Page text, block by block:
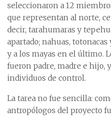
seleccionaron a 12
que representan al norte,
decir, tarahumaras y
apartado; nahuas,
y a los mayas en el último.
fueron padre, madre e hijo,
individuos de control.
La tarea no fue sencilla:
antropólogos del proyecto